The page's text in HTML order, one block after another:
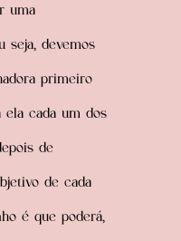
uma
seja, devemos
primeiro
ela cada um dos
de
de cada
é que poderá,